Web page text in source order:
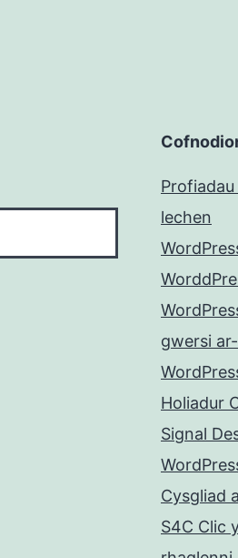
lechen
gwersi
Holiadur
Signal
Cysgliad
S4C Clic